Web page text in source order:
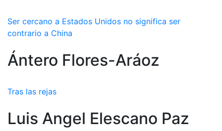
Ser cercano a Estados Unidos no significa ser
contrario a China
Ántero Flores-Aráoz
Tras las rejas
Luis Angel Elescano Paz